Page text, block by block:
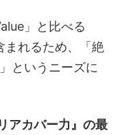
」と比べる
まれるため、「絶
というニーズに
アカバー力』の最